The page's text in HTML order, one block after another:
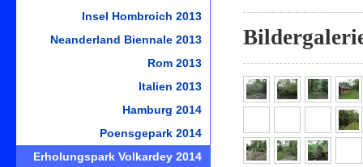
Insel Hombroich 2013
Neanderland Biennale 2013
Rom 2013
Italien 2013
Hamburg 2014
Poensgepark 2014
Erholungspark Volkardey 2014